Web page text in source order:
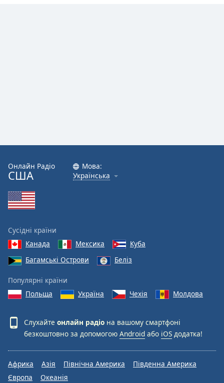
Онлайн Радіо
США
Мова:
Українська
Сусідні країни
Канада
Мексика
Куба
Багамські Острови
Беліз
Популярні країни
Польща
Україна Чехія Молдова
Слухайте онлайн радіо на вашому смартфоні
безкоштовно за допомогою Android або iOS додатка!
Африка Азія Північна Америка
Південна Америка
Європа
Океанія